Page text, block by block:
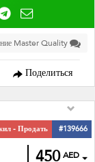
Поделиться
- Продать #139666
450